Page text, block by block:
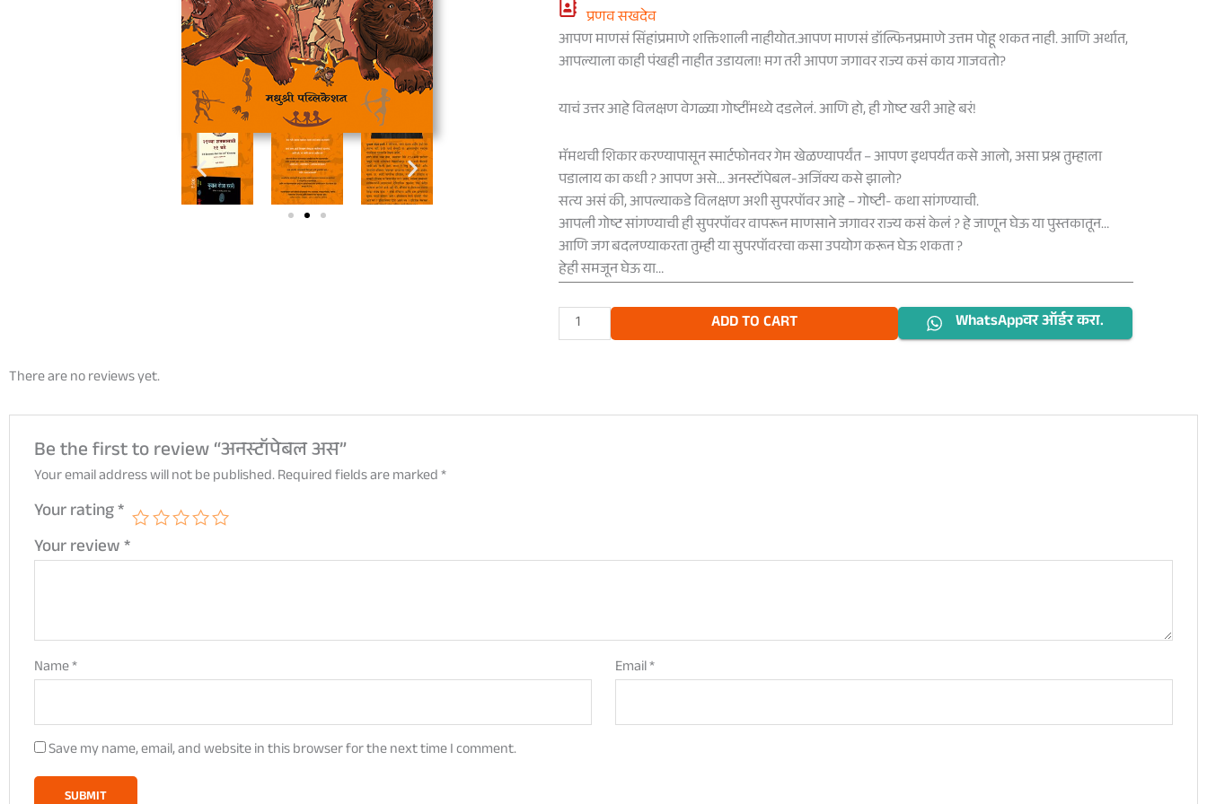
प्रणव सखदेव
आपण माणसं सिंहांप्रमाणे शक्तिशाली नाहीयोत.आपण माणसं डॉल्फिनप्रमाणे उत्तम पोहू शकत नाही. आणि अर्थात,
आपल्याला काही पंखही नाहीत उडायला! मग तरी आपण जगावर राज्य कसं काय गाजवतो?
याचं उत्तर आहे विलक्षण वेगळ्या गोष्टींमध्ये दडलेलं. आणि हो, ही गोष्ट खरी आहे बरं!
मॅमथची शिकार करण्यापासून स्मार्टफोनवर गेम खेळण्यापर्यंत – आपण इथपर्यंत कसे आलो, असा प्रश्न तुम्हाला
पडालाय का कधी ? आपण असे… अनस्टॉपेबल-अजिंक्य कसे झालो?
सत्य असं की, आपल्याकडे विलक्षण अशी सुपरपॉवर आहे – गोष्टी- कथा सांगण्याची.
आपली गोष्ट सांगण्याची ही सुपरपॉवर वापरून माणसाने जगावर राज्य कसं केलं ? हे जाणून घेऊ या पुस्तकातून…
आणि जग बदलण्याकरता तुम्ही या सुपरपॉवरचा कसा उपयोग करून घेऊ शकता ?
हेही समजून घेऊ या…
अनस्टॉपेबल
अस
ADD TO CART WhatsAppवर ऑर्डर करा.
There are no reviews yet.
Be the first to review “अनस्टॉपेबल अस”
Your email address will not be published.Required fields are marked*
Your rating*
Your review*
Name* Email*
Save my name, email, and website in this browser for the next time I comment.